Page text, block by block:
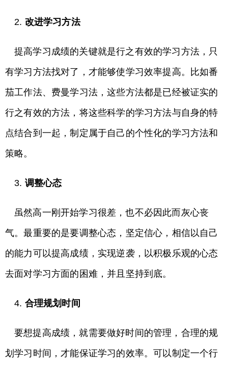
2. 改进学习方法
提高学习成绩的关键就是行之有效的学习方法，只
有学习方法找对了，才能够使学习效率提高。比如番
茄工作法、费曼学习法，这些方法都是已经被证实的
行之有效的方法，将这些科学的学习方法与自身的特
点结合到一起，制定属于自己的个性化的学习方法和
策略。
3. 调整心态
虽然高一刚开始学习很差，也不必因此而灰心丧
气。最重要的是要调整心态，坚定信心，相信以自己
的能力可以提高成绩，实现逆袭，以积极乐观的心态
去面对学习方面的困难，并且坚持到底。
4. 合理规划时间
要想提高成绩，就需要做好时间的管理，合理的规
划学习时间，才能保证学习的效率。可以制定一个行